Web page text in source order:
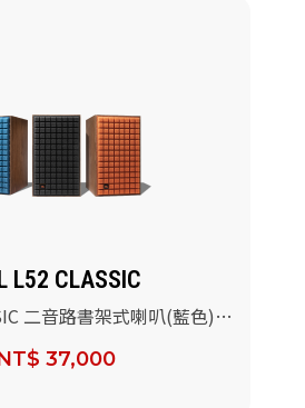
L52 CLASSIC
二音路書架式喇叭(藍色)/
37,000